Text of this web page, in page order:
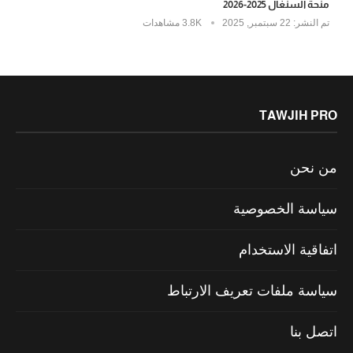
منحة السنغال 2025-2026
تم النشر: 3.8K مشاهدات
TAWJIH PRO
من نحن
سياسة الخصوصية
اتفاقية الاستخدام
سياسة ملفات تعريف الارتباط
اتصل بنا